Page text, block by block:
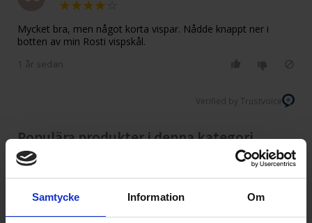
Samtycke Information Om
Mycket bra, men något korta vispar. Nådde knappt ner i
botten av min Rosti vispskål.
1 år sedan
Verified by Trustvoice
Populära produkter i denna kategori